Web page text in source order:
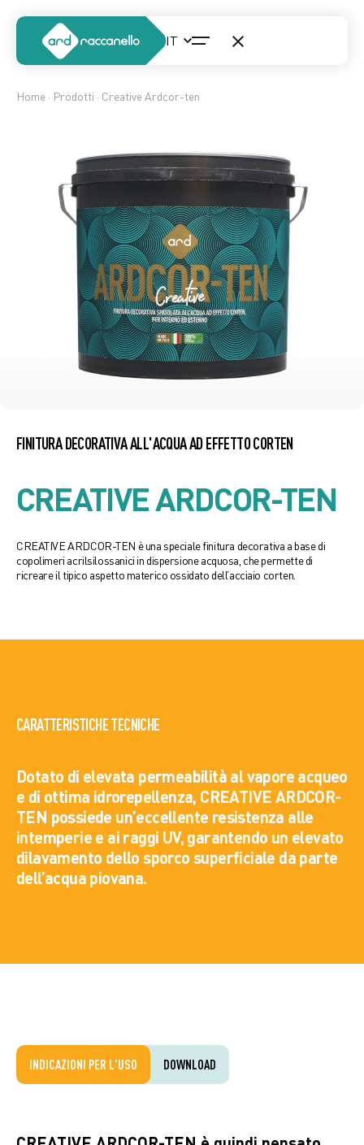
Home · Prodotti · Creative Ardcor-ten
FINITURA DECORATIVA ALL'ACQUA AD EFFETTO CORTEN
CREATIVE ARDCOR-TEN
CREATIVE ARDCOR-TEN è una speciale finitura decorativa a base di
copolimeri acrilsilossanici in dispersione acquosa, che permette di
ricreare il tipico aspetto materico ossidato dell’acciaio corten.
CARATTERISTICHE TECNICHE
Dotato di elevata permeabilità al vapore acqueo
e di ottima idrorepellenza, CREATIVE ARDCOR-
TEN possiede un’eccellente resistenza alle
intemperie e ai raggi UV, garantendo un elevato
dilavamento dello sporco superficiale da parte
dell’acqua piovana.
INDICAZIONI PER L'USO DOWNLOAD